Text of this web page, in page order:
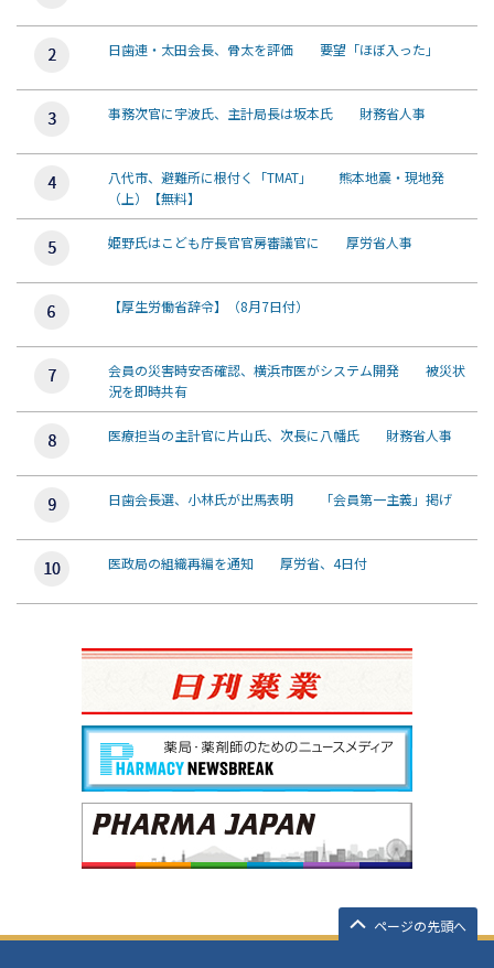
日歯連・太田会長、骨太を評価 要望「ほぼ入った」
事務次官に宇波氏、主計局長は坂本氏 財務省人事
八代市、避難所に根付く「TMAT」 熊本地震・現地発
（上）【無料】
姫野氏はこども庁長官官房審議官に 厚労省人事
【厚生労働省辞令】（8月7日付）
会員の災害時安否確認、横浜市医がシステム開発 被災状
況を即時共有
医療担当の主計官に片山氏、次長に八幡氏 財務省人事
日歯会長選、小林氏が出馬表明 「会員第一主義」掲げ
医政局の組織再編を通知 厚労省、4日付
ページの先頭へ